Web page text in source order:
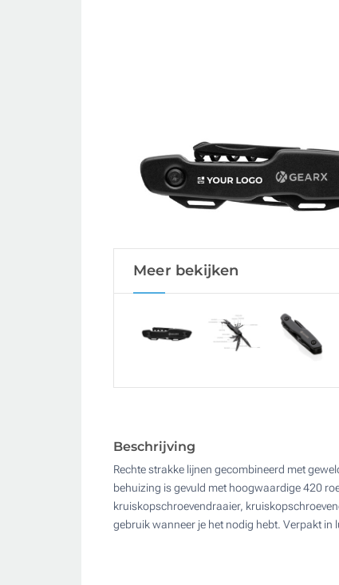
Meer bekijken
Beschrijving
Rechte strakke lijnen gecombineerd met
behuizing is gevuld met hoogwaardige 420
kruiskopschroevendraaier,
gebruik wanneer je het nodig hebt. Verpakt in